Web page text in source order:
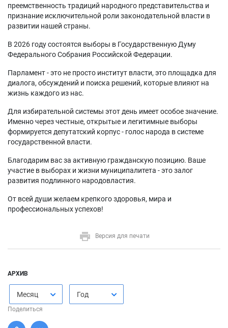
преемственность традиций народного представительства и
признание исключительной роли законодательной власти в
развитии нашей страны.
В 2026 году состоятся выборы в Государственную Думу
Федерального Собрания Российской Федерации.
Парламент - это не просто институт власти, это площадка для
диалога, обсуждений и поиска решений, которые влияют на
жизнь каждого из нас.
Для избирательной системы этот день имеет особое значение.
Именно через честные, открытые и легитимные выборы
формируется депутатский корпус - голос народа в системе
государственной власти.
Благодарим вас за активную гражданскую позицию. Ваше
участие в выборах и жизни муниципалитета - это залог
развития подлинного народовластия.
От всей души желаем крепкого здоровья, мира и
профессиональных успехов!
Версия для печати
АРХИВ
Месяц Год
Поделиться